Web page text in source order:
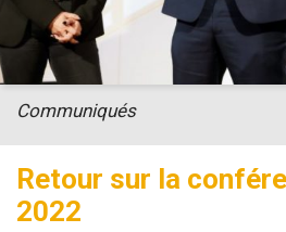
Retour sur la
2022
Communiqués